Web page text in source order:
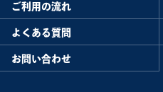
ご利用の流れ
よくある質問
お問い合わせ